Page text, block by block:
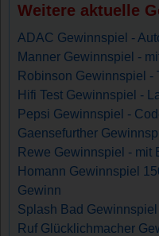
Weitere aktuelle
ADAC Gewinnspiel -
Manner Gewinnspiel -
Robinson Gewinnspiel -
Hifi Test Gewinnspiel -
Pepsi Gewinnspiel -
Gaensefurther
Rewe Gewinnspiel - mit
Homann Gewinnspiel
Gewinn
Splash Bad
Ruf Glücklichmacher